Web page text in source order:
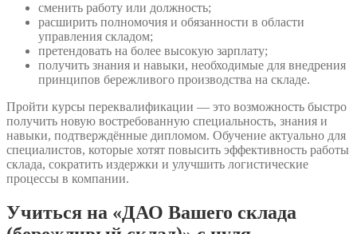
сменить работу или должность;
расширить полномочия и обязанности в области
управления складом;
претендовать на более высокую зарплату;
получить знания и навыки, необходимые для внедрения
принципов бережливого производства на складе.
Пройти курсы переквалификации — это возможность быстро
получить новую востребованную специальность, знания и
навыки, подтверждённые дипломом. Обучение актуально для
специалистов, которые хотят повысить эффективность работы
склада, сократить издержки и улучшить логистические
процессы в компании.
Учиться на «ДАО Вашего склада